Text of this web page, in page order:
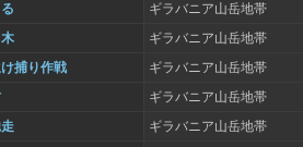
ギラバニア山岳地帯
ギラバニア山岳地帯
捕り作戦
ギラバニア山岳地帯
ギラバニア山岳地帯
ギラバニア山岳地帯